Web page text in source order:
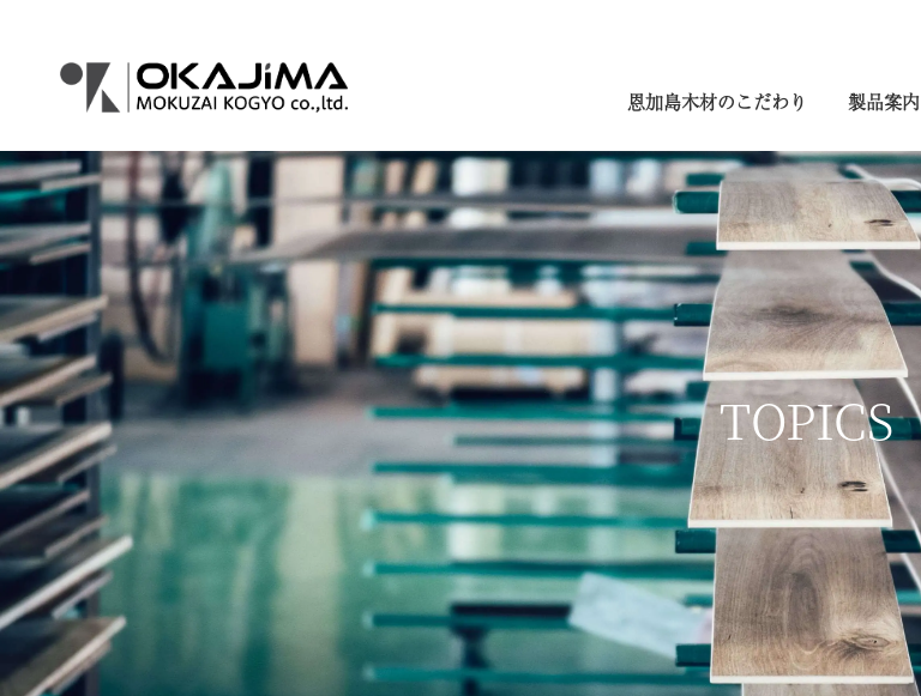
へ
ス
キ
ッ
プ
ョ
ン
に
移
動
恩加島木材のこだわり 製品案内
TOPICS